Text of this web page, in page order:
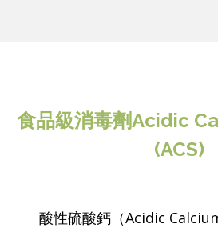
食品級消毒劑Acidic
(ACS)
酸性硫酸鈣（Acidic